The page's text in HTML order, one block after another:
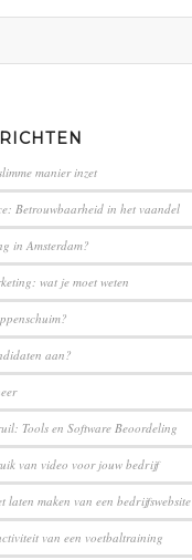
manier inzet
Betrouwbaarheid in het vaandel
in Amsterdam?
wat je moet weten
aan?
Tools en Software Beoordeling
van video voor jouw bedrijf
laten maken van een bedrijfswebsite
van een voetbaltraining